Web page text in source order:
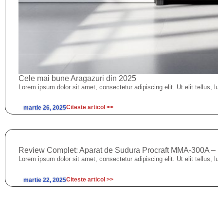
Cele mai bune Aragazuri din 2025
Lorem ipsum dolor sit amet, consectetur adipiscing elit. Ut elit tellus,
martie 26, 2025Citeste articol >>
Review Complet: Aparat de Sudura Procraft MMA-300A
Lorem ipsum dolor sit amet, consectetur adipiscing elit. Ut elit tellus,
martie 22, 2025Citeste articol >>